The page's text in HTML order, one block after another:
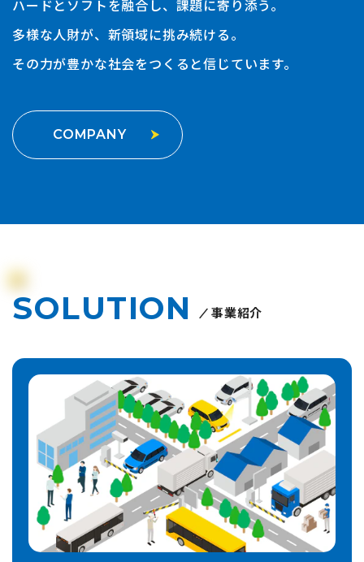
ハードとソフトを融合し、課題に寄り添う。
多様な人財が、新領域に挑み続ける。
その力が豊かな社会をつくると信じています。
COMPANY
SOLUTION 事業紹介